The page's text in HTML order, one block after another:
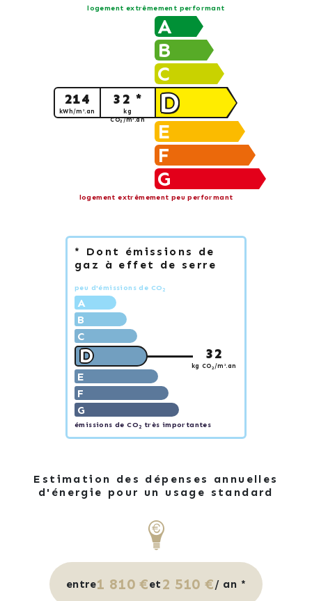
logement extrêmement performant
A
B
C
D
214
kWh/m².an
32 *
kg
CO2/m².an
E
F
G
logement extrêmement peu performant
* Dont émissions de
gaz à effet de serre
peu d'émissions de CO 2
A
B
C
D 32
kg CO2/m².an
E
F
G
émissions de CO2 très importantes
Estimation des dépenses annuelles
d'énergie pour un usage standard
entre1 810 €et 2 510 €/ an *